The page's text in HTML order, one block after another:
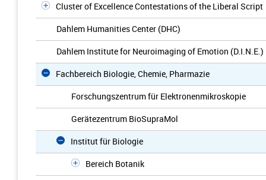
Cluster of Excellence Contestations of the Liberal Script
Dahlem Humanities Center (DHC)
Dahlem Institute for Neuroimaging of Emotion (D.I.N.E.)
Fachbereich Biologie, Chemie, Pharmazie
Forschungszentrum für Elektronenmikroskopie
Gerätezentrum BioSupraMol
Institut für Biologie
Bereich Botanik